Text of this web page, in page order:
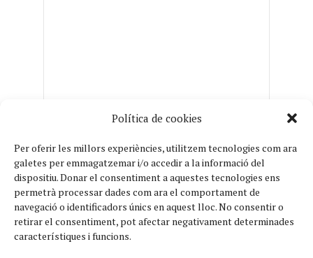
Política de cookies
Per oferir les millors experiències, utilitzem tecnologies com ara
galetes per emmagatzemar i/o accedir a la informació del
dispositiu.Donar el consentiment a aquestes tecnologies ens
permetrà processar dades com ara el comportament de
navegació o identificadors únics en aquest lloc.No consentir o
retirar el consentiment, pot afectar negativament determinades
característiques i funcions.